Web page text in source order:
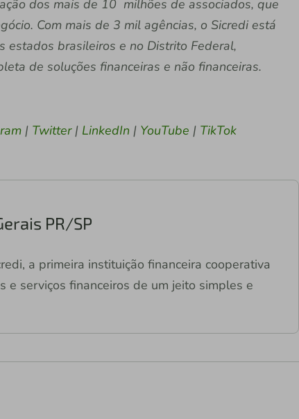
dos mais de 10 milhões de associados, que
Com mais de 3 mil agências, o Sicredi está
estados brasileiros e no Distrito Federal,
de soluções financeiras e não financeiras.
| Twitter | LinkedIn | YouTube | TikTok
PR/SP
a primeira instituição financeira cooperativa
e serviços financeiros de um jeito simples e